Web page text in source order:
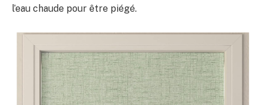
l’eau chaude pour être piégé.